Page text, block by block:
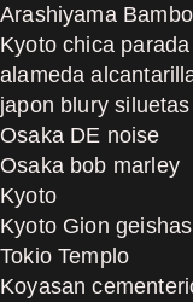
Arashiyama
Kyoto chica
alameda
japon blury siluetas
Osaka DE noise
Osaka bob marley
Kyoto
Kyoto Gion geishas
Tokio Templo
Koyasan